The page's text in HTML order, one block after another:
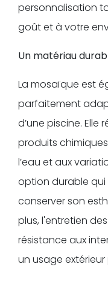
personnalisation
goût et à votre
Un matériau
La mosaïque est
parfaitement
d’une piscine. Elle
produits
l’eau et aux
option durable
conserver son
plus, l'entretien
résistance aux
un usage